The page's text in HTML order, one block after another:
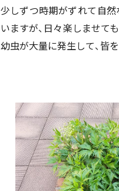
少しずつ時期がずれて自
いますが、日々楽しませて
幼虫が大量に発生して、皆